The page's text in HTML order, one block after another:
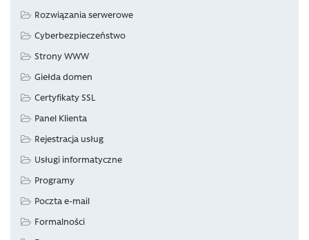
Rozwiązania serwerowe
Cyberbezpieczeństwo
Strony WWW
Giełda domen
Certyfikaty SSL
Panel Klienta
Rejestracja usług
Usługi informatyczne
Programy
Poczta e-mail
Formalności